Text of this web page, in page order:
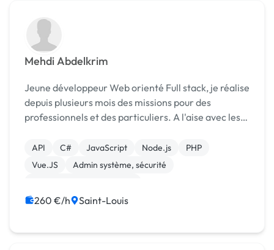
Mehdi Abdelkrim
Jeune développeur Web orienté Full stack, je réalise
depuis plusieurs mois des missions pour des
professionnels et des particuliers. A l'aise avec les
différentes situations et je prend pleinement ...
API C# JavaScript Node.js
PHP
Vue.JS
Admin système, sécurité
260 €/h Saint-Louis